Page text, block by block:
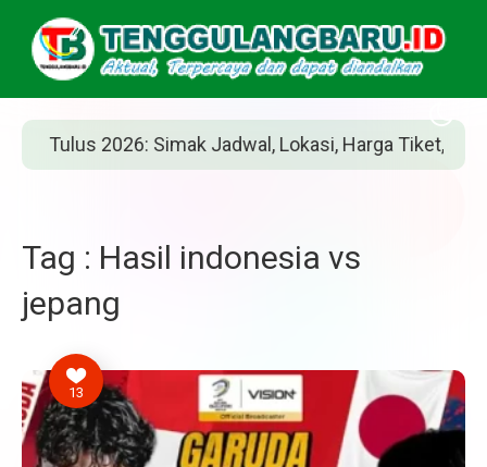
2026: Simak Jadwal, Lokasi, Harga Tiket, dan Cara
Tag : Hasil indonesia vs
jepang
13